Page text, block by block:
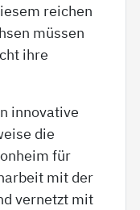
reichen
müssen
ihre
innovative
die
für
mit der
vernetzt mit